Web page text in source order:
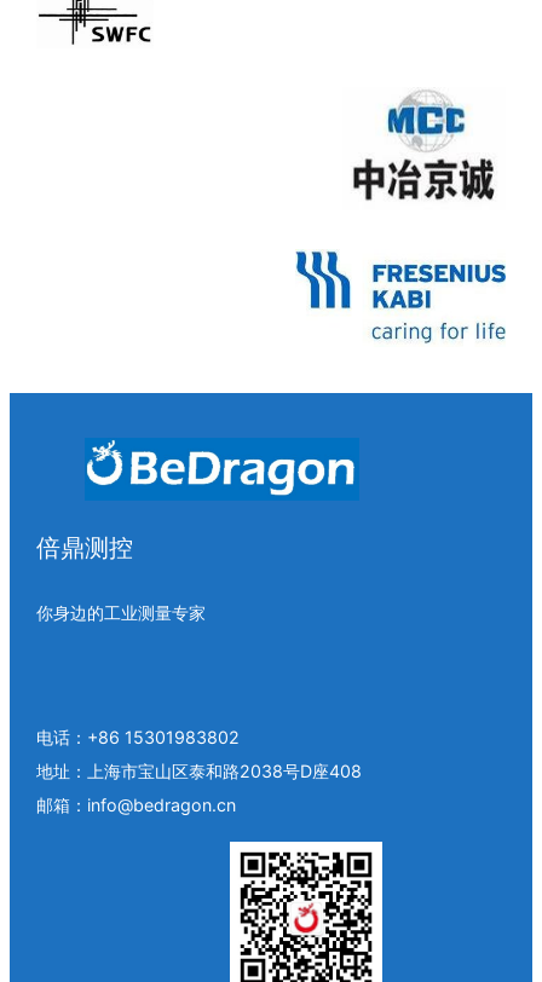
倍鼎测控
你身边的工业测量专家
电话：+86 15301983802
地址：上海市宝山区泰和路2038号D座408
邮箱：info@bedragon.cn